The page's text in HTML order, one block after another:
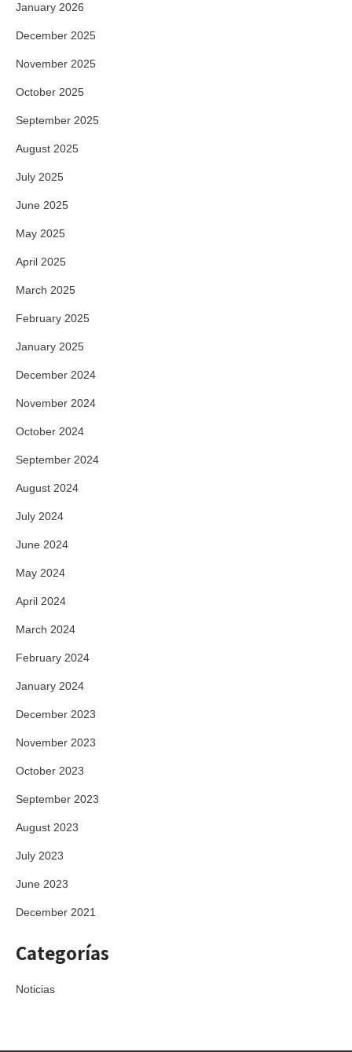
January 2026
December 2025
November 2025
October 2025
September 2025
August 2025
July 2025
June 2025
May 2025
April 2025
March 2025
February 2025
January 2025
December 2024
November 2024
October 2024
September 2024
August 2024
July 2024
June 2024
May 2024
April 2024
March 2024
February 2024
January 2024
December 2023
November 2023
October 2023
September 2023
August 2023
July 2023
June 2023
December 2021
Categorías
Noticias